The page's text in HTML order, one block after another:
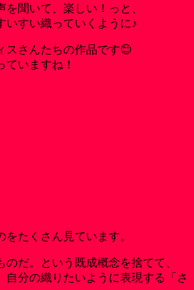
聞いて、楽しい！っと、
いすい織っていくように♪
スさんたちの作品です😊
いますね！
たくさん見ています。
だ。という既成概念を捨てて、
自分の織りたいように表現する「さ